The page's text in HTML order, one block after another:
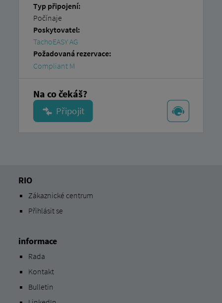
Typ připojení:
Počínaje
Poskytovatel:
TachoEASY AG
Požadovaná rezervace:
Compliant M
Na co čekáš?
RIO
Zákaznické centrum
Přihlásit se
informace
Rada
Kontakt
Bulletin